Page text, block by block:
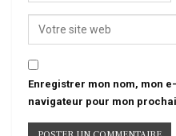
Enregistrer mon nom, mon
navigateur pour mon